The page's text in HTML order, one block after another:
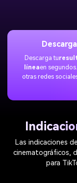
Descarga tu
líneaen
otras redes
Las indicaciones
cinematográficos,
para